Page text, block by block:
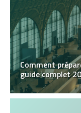
Comment
guide complet